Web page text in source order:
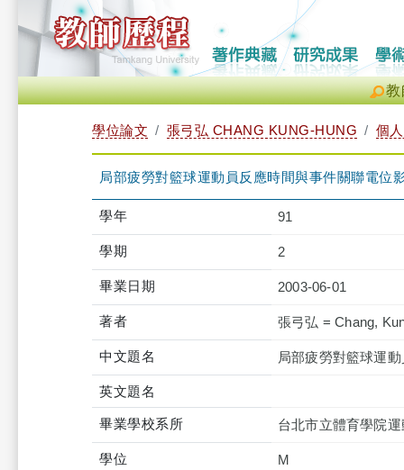
教
學位論文 張弓弘 CHANG KUNG-HUNG 個
局部疲勞對籃球運動員反應時間與事件關聯電位
學年 91
學期 2
畢業日期 2003-06-01
著者 張弓弘 = Chang,
中文題名 局部疲勞對籃球運
英文題名
畢業學校系所 台北市立體育學院
學位 M